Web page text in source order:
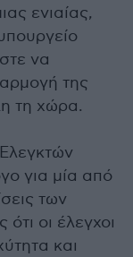
ενιαίας,
να
της
τη χώρα.
για μία από
των
οι έλεγχοι
και